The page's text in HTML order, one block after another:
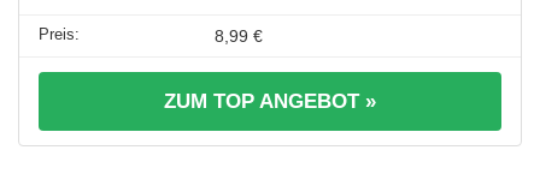
8,99 €
ZUM TOP ANGEBOT »